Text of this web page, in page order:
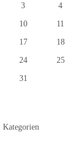
3 4
10 11
17 18
24 25
31
Kategorien